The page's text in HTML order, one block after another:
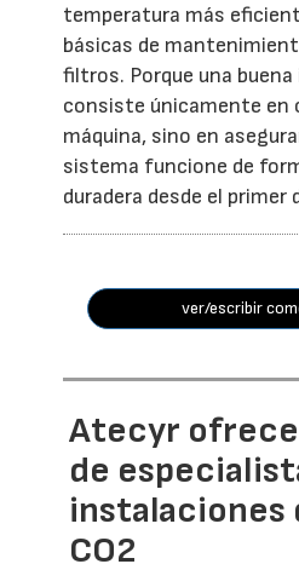
temperatura más
básicas de
filtros. Porque una
consiste únicamente en
máquina, sino en
sistema funcione de
duradera desde el primer
ver/escribir
Atecyr
de
instalaciones
CO2